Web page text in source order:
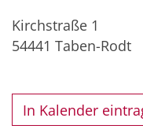
Kirchstraße 1
54441 Taben-Rodt
In Kalender